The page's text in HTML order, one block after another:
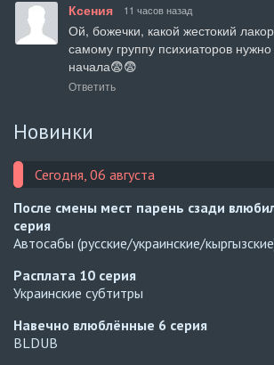
Ксения 11 часов назад
Ой, божечки, какой жестокий
самому группу психиаторов нужно
начала😨😨
Ответить
Новинки
Сегодня, 06 августа
После смены мест парень сзади
серия
Автосабы (русские/украинские/
Расплата 10 серия
Украинские субтитры
Навечно влюблённые 6 серия
BLDUB